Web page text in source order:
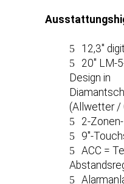
12,3''
20'' LM-
Design in
(Allwetter /
2-
9''-
ACC =